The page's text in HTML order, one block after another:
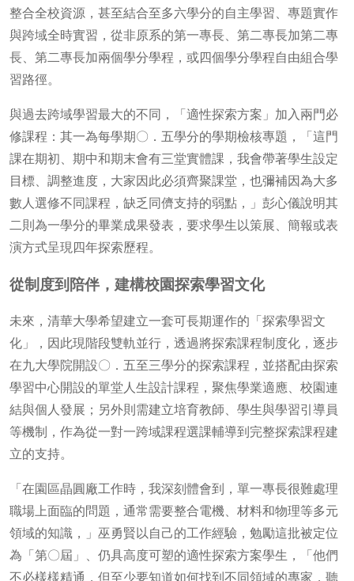
整合全校資源，甚至結合至多六學分的自主學習、專題實作
與跨域全時實習，從非原系的第一專長、第二專長加第二專
長、第二專長加兩個學分學程，或四個學分學程自由組合學
習路徑。
與過去跨域學習最大的不同，「適性探索方案」加入兩門必
修課程：其一為每學期〇．五學分的學期檢核專題，「這門
課在期初、期中和期末會有三堂實體課，我會帶著學生設定
目標、調整進度，大家因此必須齊聚課堂，也彌補因為大多
數人選修不同課程，缺乏同儕支持的弱點，」彭心儀說明其
二則為一學分的畢業成果發表，要求學生以策展、簡報或表
演方式呈現四年探索歷程。
從制度到陪伴，建構校園探索學習文化
未來，清華大學希望建立一套可長期運作的「探索學習文
化」，因此現階段雙軌並行，透過將探索課程制度化，逐步
在九大學院開設〇．五至三學分的探索課程，並搭配由探索
學習中心開設的單堂人生設計課程，聚焦學業適應、校園連
結與個人發展；另外則需建立培育教師、學生與學習引導員
等機制，作為從一對一跨域課程選課輔導到完整探索課程建
立的支持。
「在園區晶圓廠工作時，我深刻體會到，單一專長很難處理
職場上面臨的問題，通常需要整合電機、材料和物理等多元
領域的知識，」巫勇賢以自己的工作經驗，勉勵這批被定位
為「第〇屆」、仍具高度可塑的適性探索方案學生，「他們
不必樣樣精通，但至少要知道如何找到不同領域的專家，聽